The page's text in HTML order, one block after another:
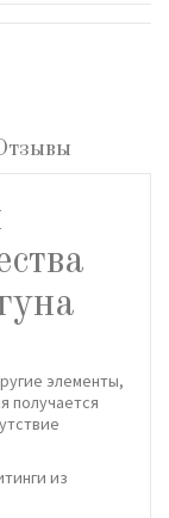
элементы,
получается
из